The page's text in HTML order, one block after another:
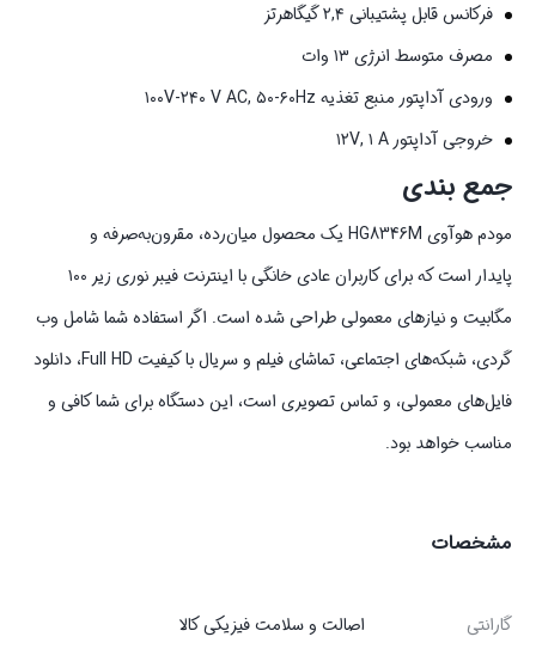
فرکانس قابل پشتیبانی ۲,۴ گیگاهرتز
مصرف متوسط انرژی ۱۳ وات
ورودی آداپتور منبع تغذیه ۱۰۰V-۲۴۰ V AC, ۵۰-۶۰Hz
خروجی آداپتور ۱۲V, ۱ A
جمع بندی
مودم هوآوی HG8346M یک محصول میان‌رده، مقرون‌به‌صرفه و
پایدار است که برای کاربران عادی خانگی با اینترنت فیبر نوری زیر ۱۰۰
مگابیت و نیازهای معمولی طراحی شده است. اگر استفاده شما شامل وب
گردی، شبکه‌های اجتماعی، تماشای فیلم و سریال با کیفیت Full HD، دانلود
فایل‌های معمولی، و تماس تصویری است، این دستگاه برای شما کافی و
مناسب خواهد بود.
مشخصات
گارانتی اصالت و سلامت فیزیکی کالا